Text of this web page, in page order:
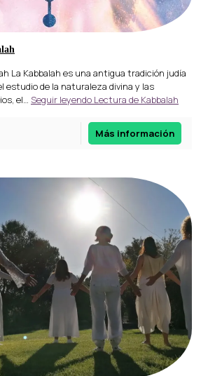
La Kabbalah es una antigua tradición judía
estudio de la naturaleza divina y las
el… Seguir leyendo Lectura de Kabbalah
Más información